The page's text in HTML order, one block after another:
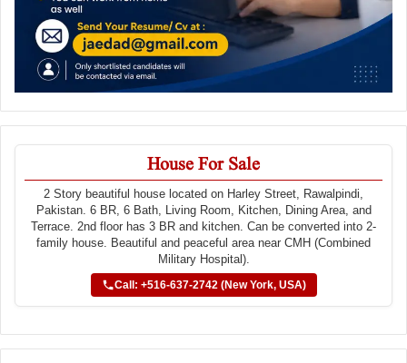
House For Sale
2 Story beautiful house located on Harley Street, Rawalpindi,
Pakistan. 6 BR, 6 Bath, Living Room, Kitchen, Dining Area, and
Terrace. 2nd floor has 3 BR and kitchen. Can be converted into 2-
family house. Beautiful and peaceful area near CMH (Combined
Military Hospital).
Call: +516-637-2742 (New York, USA)